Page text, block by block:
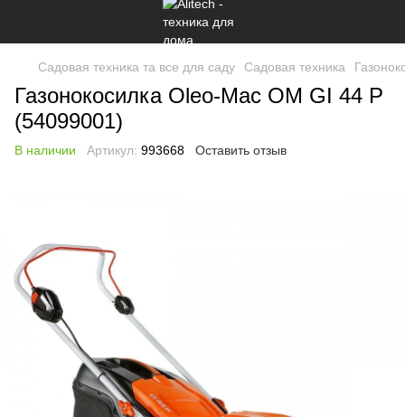
Садовая техника та все для саду Садовая техника
Газонокосилка Oleo-Mac OM GI 44 P
(54099001)
В наличии Артикул: 993668 Оставить отзыв